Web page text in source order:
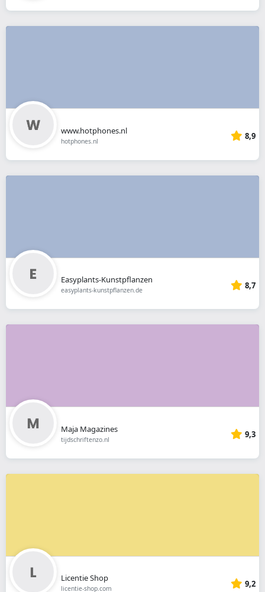
www.hotphones.nl
hotphones.nl 8,9
Easyplants-Kunstpflanzen
easyplants-kunstpflanzen.de 8,7
Maja Magazines
tijdschriftenzo.nl 9,3
Licentie Shop
licentie-shop.com 9,2